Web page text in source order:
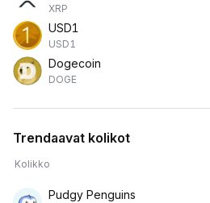
XRP
USD1
USD1
Dogecoin
DOGE
Trendaavat kolikot
Kolikko
Pudgy Penguins